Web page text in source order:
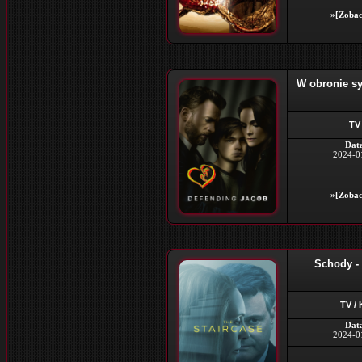
W obronie
2024-
Schody -
TV /
2024-